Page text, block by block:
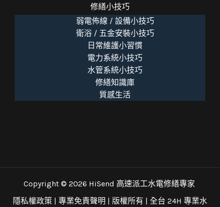
修繕小技巧
弱電佈線 / 設備小技巧
衛浴 / 五金安裝小技巧
日常維護小習慣
電力系統小技巧
水管系統小技巧
修繕知識庫
質感生活
Copyright © 2026 HiSend 高速派工水電修繕專家
隱私權政策
專業免責聲明 | 版權所有 | 全台 24H 專業水